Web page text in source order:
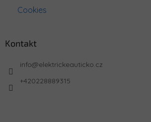
Cookies
Kontakt
info@elektrickeauticko.cz
+420228889315